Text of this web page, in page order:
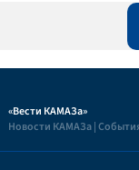
«Вести КАМАЗа»
Новости КАМАЗа |